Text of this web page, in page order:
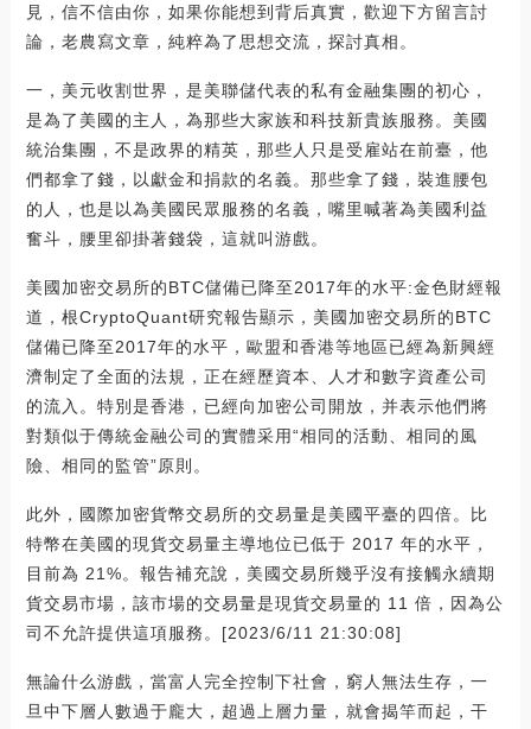
見，信不信由你，如果你能想到背后真實，歡迎下方留言討
論，老農寫文章，純粹為了思想交流，探討真相。
一，美元收割世界，是美聯儲代表的私有金融集團的初心，
是為了美國的主人，為那些大家族和科技新貴族服務。美國
統治集團，不是政界的精英，那些人只是受雇站在前臺，他
們都拿了錢，以獻金和捐款的名義。那些拿了錢，裝進腰包
的人，也是以為美國民眾服務的名義，嘴里喊著為美國利益
奮斗，腰里卻掛著錢袋，這就叫游戲。
美國加密交易所的BTC儲備已降至2017年的水平:金色財經報
道，根CryptoQuant研究報告顯示，美國加密交易所的BTC
儲備已降至2017年的水平，歐盟和香港等地區已經為新興經
濟制定了全面的法規，正在經歷資本、人才和數字資產公司
的流入。特別是香港，已經向加密公司開放，并表示他們將
對類似于傳統金融公司的實體采用“相同的活動、相同的風
險、相同的監管”原則。
此外，國際加密貨幣交易所的交易量是美國平臺的四倍。比
特幣在美國的現貨交易量主導地位已低于 2017 年的水平，
目前為 21%。報告補充說，美國交易所幾乎沒有接觸永續期
貨交易市場，該市場的交易量是現貨交易量的 11 倍，因為公
司不允許提供這項服務。[2023/6/11 21:30:08]
無論什么游戲，當富人完全控制下社會，窮人無法生存，一
旦中下層人數過于龐大，超過上層力量，就會揭竿而起，干